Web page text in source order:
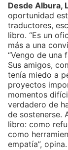
Desde Albura,
oportunidad
traductores,
libro. “Es un
más a una
“Vengo de una
Sus amigos,
tenía miedo a
proyectos
momentos
verdadero de
de sostenerse.
libro: como
como
empatía”, opina.